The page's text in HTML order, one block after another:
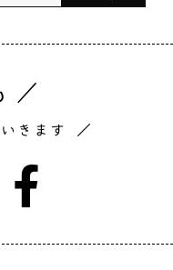
／
きます ／